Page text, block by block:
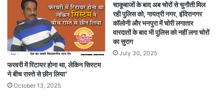
फरवरी में रिटायर होना था, लेकिन सिस्टम
ने बीच रास्ते से छीन लिया”
October 13, 2025
चाकूबाजों के बाद अब चोरों से चुनौती मिल
रही पुलिस को, गायत्री नगर, इंदिरानगर
कॉलोनी और भनपुरा में चोरी लगातार
वारदातों के बाद भी पुलिस को नहीं लगा चोरों
का सुराग
July 30, 2025